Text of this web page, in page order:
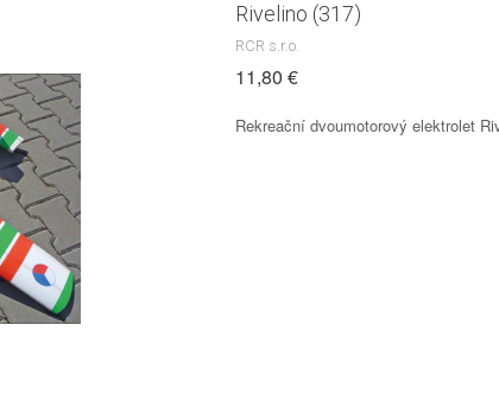
Rivelino (317)
RCR s.r.o.
11,80 €
Rekreační dvoumotorový elektrolet